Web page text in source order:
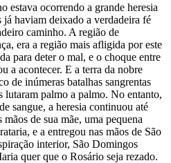
estava ocorrendo a grande heresia
já haviam deixado a verdadeira fé
caminho. A região de
era a região mais afligida por este
para deter o mal, e o choque entre
a acontecer. E a terra da nobre
de inúmeras batalhas sangrentas
lutaram palmo a palmo. No entanto,
sangue, a heresia continuou até
de sua mãe, uma pequena
e a entregou nas mãos de São
interior, São Domingos
quer que o Rosário seja rezado.